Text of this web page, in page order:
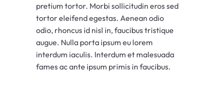
pretium tortor. Morbi sollicitudin eros sed
tortor eleifend egestas. Aenean odio
odio, rhoncus id nisl in, faucibus tristique
augue. Nulla porta ipsum eu lorem
interdum iaculis. Interdum et malesuada
fames ac ante ipsum primis in faucibus.